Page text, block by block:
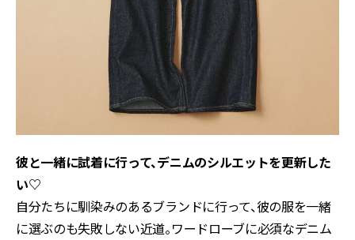
彼と一緒に試着に行って、デニムのシルエットを更新した
い♡
自分たちに馴染みのあるブランドに行って、彼の服を一緒
に選ぶのも失敗しない近道。ワードローブに必須なデニム